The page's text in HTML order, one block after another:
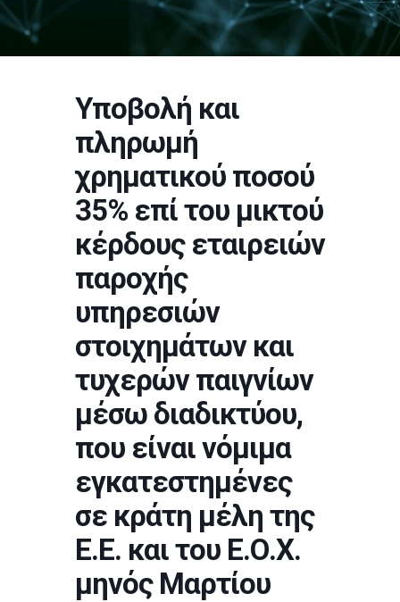
Υποβολή και
πληρωμή
χρηματικού ποσού
35% επί του μικτού
κέρδους εταιρειών
παροχής
υπηρεσιών
στοιχημάτων και
τυχερών παιγνίων
μέσω διαδικτύου,
που είναι νόμιμα
εγκατεστημένες
σε κράτη μέλη της
Ε.Ε. και του Ε.Ο.Χ.
μηνός Μαρτίου